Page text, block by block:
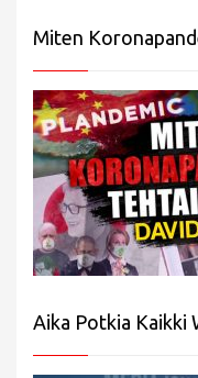
Miten
Aika Potkia Kaikki